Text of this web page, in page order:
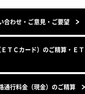
合わせ・ご意見・ご要望
ＴＣカード）のご精算・Ｅ
通行料金（現金）のご精算